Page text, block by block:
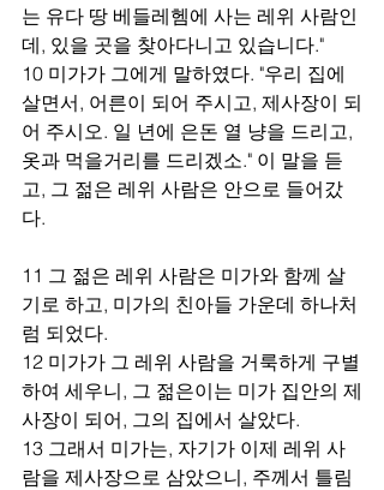
는 유다 땅 베들레헴에 사는 레위 사람인
데, 있을 곳을 찾아다니고 있습니다."
10 미가가 그에게 말하였다. "우리 집에
살면서, 어른이 되어 주시고, 제사장이 되
어 주시오. 일 년에 은돈 열 냥을 드리고,
옷과 먹을거리를 드리겠소." 이 말을 듣
고, 그 젊은 레위 사람은 안으로 들어갔
다.
11 그 젊은 레위 사람은 미가와 함께 살
기로 하고, 미가의 친아들 가운데 하나처
럼 되었다.
12 미가가 그 레위 사람을 거룩하게 구별
하여 세우니, 그 젊은이는 미가 집안의 제
사장이 되어, 그의 집에서 살았다.
13 그래서 미가는, 자기가 이제 레위 사
람을 제사장으로 삼았으니, 주께서 틀림